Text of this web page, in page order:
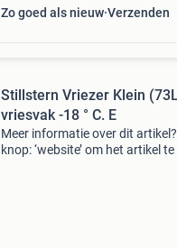
Zo goed als nieuw Verzenden
Stillstern Vriezer Klein
vriesvak -18 ° C. E
Meer informatie over dit
knop: ‘website’ om het artikel